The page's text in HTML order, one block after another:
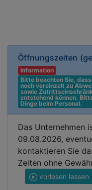
Öffnungszeiten
Information
Bitte beachten Sie,
noch vereinzelt zu
sowie
entstehend können.
Dinge beim Personal.
Das Unternehmen
09.08.2026,
kontaktieren Sie
Zeiten ohne
vorlesen lassen